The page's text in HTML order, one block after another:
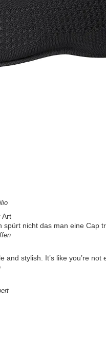
Art
nicht das man eine Cap
stylish. It’s like you’re not